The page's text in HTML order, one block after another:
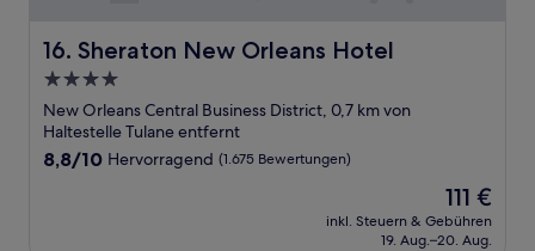
16. Sheraton New Orleans Hotel
Sheraton New Orleans Hotel
4.0-
Sterne-
Unterkunft
New Orleans Central Business District, 0,7 km von
Haltestelle Tulane entfernt
8.8
8,8/10 Hervorragend (1.675 Bewertungen)
Der
Preis
beträgt
111 €
inkl. Steuern & Gebühren
19. Aug.–20. Aug.